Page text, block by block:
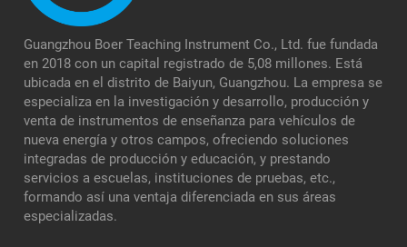
Guangzhou Boer Teaching Instrument Co., Ltd. fue fundada
en 2018 con un capital registrado de 5,08 millones. Está
ubicada en el distrito de Baiyun, Guangzhou. La empresa se
especializa en la investigación y desarrollo, producción y
venta de instrumentos de enseñanza para vehículos de
nueva energía y otros campos, ofreciendo soluciones
integradas de producción y educación, y prestando
servicios a escuelas, instituciones de pruebas, etc.,
formando así una ventaja diferenciada en sus áreas
especializadas.